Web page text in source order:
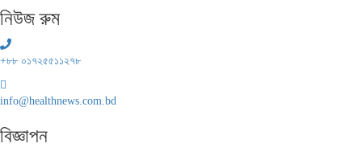
নিউজ রুম
+৮৮ ০১৭২৫৫১১২৭৮
info@healthnews.com.bd
বিজ্ঞাপন